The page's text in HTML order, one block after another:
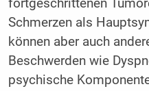
fortgeschrittenen
Schmerzen als
können aber auch
Beschwerden wie
psychische